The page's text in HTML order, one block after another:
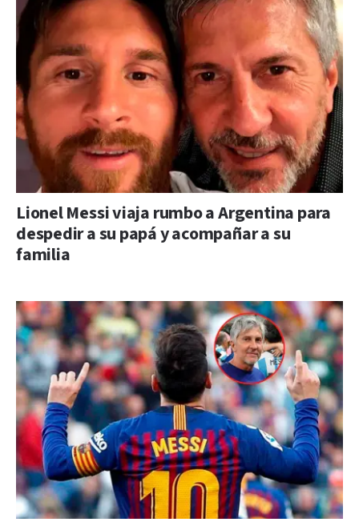
Lionel Messi viaja rumbo a Argentina para
despedir a su papá y acompañar a su
familia